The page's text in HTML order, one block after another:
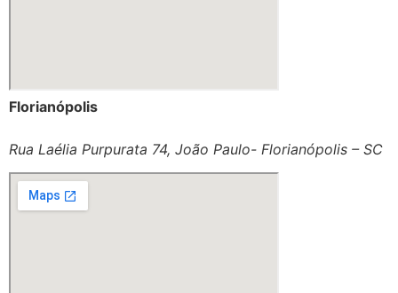
Florianópolis
Rua Laélia Purpurata 74, João Paulo- Florianópolis – SC